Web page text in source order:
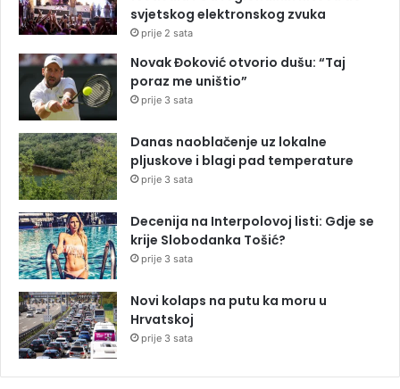
svjetskog elektronskog zvuka
prije 2 sata
Novak Đoković otvorio dušu: “Taj
poraz me uništio”
prije 3 sata
Danas naoblačenje uz lokalne
pljuskove i blagi pad temperature
prije 3 sata
Decenija na Interpolovoj listi: Gdje se
krije Slobodanka Tošić?
prije 3 sata
Novi kolaps na putu ka moru u
Hrvatskoj
prije 3 sata